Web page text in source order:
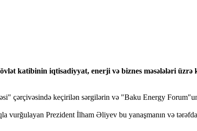
katibinin iqtisadiyyat, enerji və biznes məsələləri üzrə
çərçivəsində keçirilən sərgilərin və "Baku Energy
vurğulayan Prezident İlham Əliyev bu yanaşmanın və